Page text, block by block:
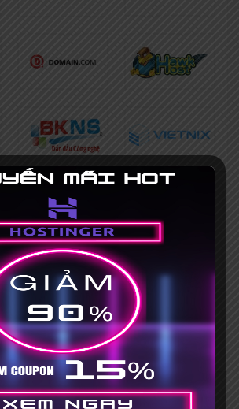
[Khuyến mãi HOT] Coupon Hostinger
giảm giá 75%+ Mã giảm giá 15%
Hết hạn 31/03/2035
Mã giảm giá iNET 30% [HOT], mua
hosting tặng tên miền
No Expires
Mã giảm giá Vietnix 15% khi đăng ký